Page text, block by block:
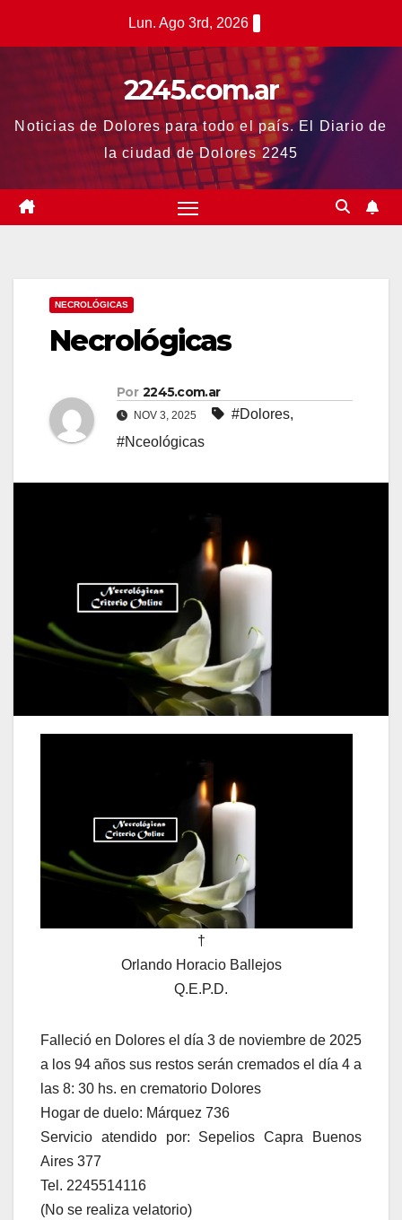
Lun. Ago 3rd, 2026
2245.com.ar
Noticias de Dolores para todo el país. El Diario de
la ciudad de Dolores 2245
NECROLÓGICAS
Necrológicas
Por 2245.com.ar
NOV 3, 2025 #Dolores,
#Nceológicas
†
Orlando Horacio Ballejos
Q.E.P.D.
Falleció en Dolores el día 3 de noviembre de 2025
a los 94 años sus restos serán cremados el día 4 a
las 8: 30 hs. en crematorio Dolores
Hogar de duelo: Márquez 736
Servicio atendido por: Sepelios Capra Buenos
Aires 377
Tel. 2245514116
(No se realiza velatorio)